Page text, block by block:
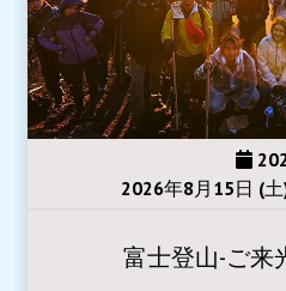
2026年8月15日 (
富士登山-ご来